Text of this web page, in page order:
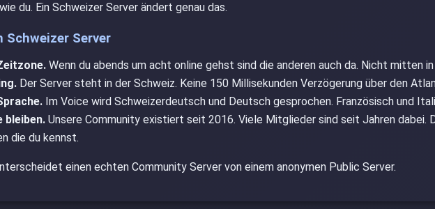
du. Ein Schweizer Server ändert genau das.
Schweizer Server
Wenn du abends um acht online gehst sind die anderen auch da. Nicht mitten
Der Server steht in der Schweiz. Keine 150 Millisekunden Verzögerung über den
Im Voice wird Schweizerdeutsch und Deutsch gesprochen. Französisch und
bleiben. Unsere Community existiert seit 2016. Viele Mitglieder sind seit Jahren dabei.
die du kennst.
einen echten Community Server von einem anonymen Public Server.